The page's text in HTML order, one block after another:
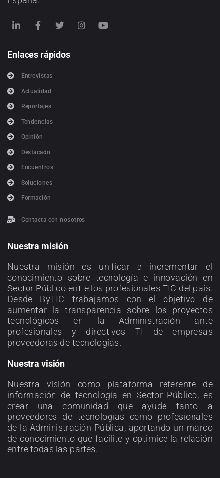
Enlaces rápidos
Entrevistas
Actualidad
Reportajes
Tendencias
Opinión
Destacado
Encuentros
Soluciones
Formación
Contacta con nosotros
Nuestra misión
Nuestra misión es unificar e incrementar el
conocimiento sobre tecnología e innovación en
Sector Público entre los profesionales TIC del país.
Desde ByTIC trabajamos con el objetivo de
aumentar la transparencia sobre los proyectos
tecnológicos en la Administración ante
profesionales y directivos TI de empresas
proveedoras de tecnologías.
Nuestra visión
Nuestra visión como plataforma referente de
información de tecnología en Sector Público, es
crear una comunidad que ayude tanto a
proveedores de tecnologías como profesionales
de la Administración Pública, aportando un marco
de conocimiento que facilite y optimice la relación
entre todas las partes.